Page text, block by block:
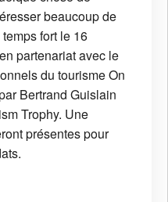
beaucoup de
fort le 16
partenariat avec le
du tourisme On
Bertrand Guislain
Trophy. Une
présentes pour